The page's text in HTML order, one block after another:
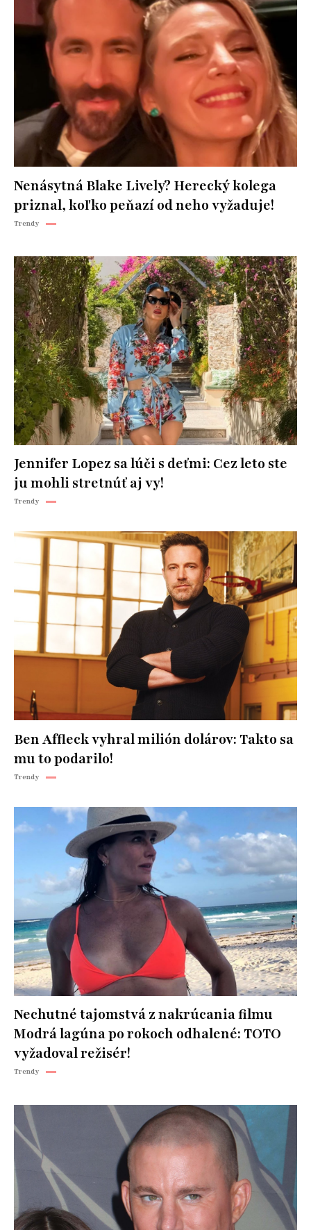
Nenásytná Blake Lively? Herecký kolega
priznal, koľko peňazí od neho vyžaduje!
Trendy
Jennifer Lopez sa lúči s deťmi: Cez leto ste
ju mohli stretnúť aj vy!
Trendy
Ben Affleck vyhral milión dolárov: Takto sa
mu to podarilo!
Trendy
Nechutné tajomstvá z nakrúcania filmu
Modrá lagúna po rokoch odhalené: TOTO
vyžadoval režisér!
Trendy